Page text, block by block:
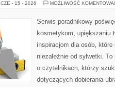
CZE - 15 - 2026 MOŻLIWOŚĆ
Serwis poradnikowy
kosmetykom, upiększaniu
inspiracjom dla osób,
niezależnie od sylwetki.
o czytelnikach, którzy
dotyczących dobierania